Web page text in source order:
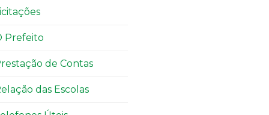
Prefeito
de Contas
das Escolas